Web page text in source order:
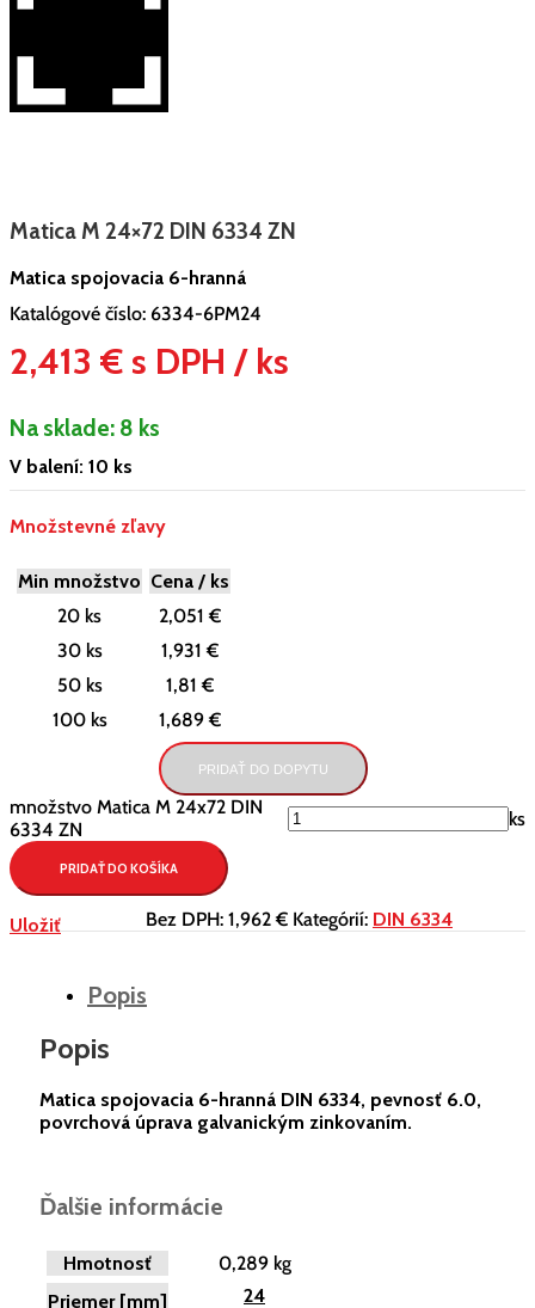
Matica M 24×72 DIN 6334 ZN
Matica spojovacia 6-hranná
Katalógové číslo: 6334-6PM24
2,413 € s DPH / ks
Na sklade: 8 ks
V balení: 10 ks
Množstevné zľavy
Min množstvo Cena / ks
20 ks
2,051 €
30 ks
1,931 €
50 ks
1,81 €
100 ks
1,689 €
PRIDAŤ DO DOPYTU
množstvo Matica M 24x72 DIN
6334 ZN
ks
PRIDAŤ DO KOŠÍKA
Uložiť Bez DPH: 1,962 € Kategórií: DIN 6334
Popis
Popis
Matica spojovacia 6-hranná DIN 6334, pevnosť 6.0,
povrchová úprava galvanickým zinkovaním.
Ďalšie informácie
Hmotnosť
0,289 kg
Priemer [mm]
24